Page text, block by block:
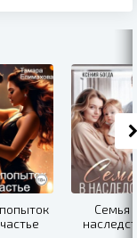
Семья